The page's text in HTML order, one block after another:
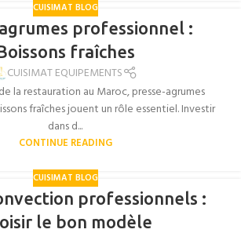
CUISIMAT BLOG
professionnel :
fraîches
CUISIMAT EQUIPEMENTS
la restauration au Maroc, presse-agrumes
fraîches jouent un rôle essentiel. Investir
dans d...
CONTINUE READING
CUISIMAT BLOG
professionnels :
le bon modèle